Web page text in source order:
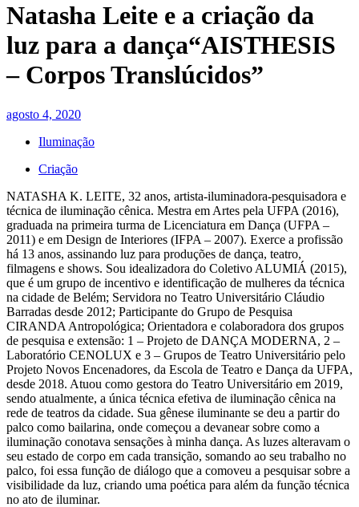
Natasha Leite e a criação da
luz para a dança“AISTHESIS
– Corpos Translúcidos”
agosto 4, 2020
Iluminação
Criação
NATASHA K. LEITE, 32 anos, artista-iluminadora-pesquisadora e
técnica de iluminação cênica. Mestra em Artes pela UFPA (2016),
graduada na primeira turma de Licenciatura em Dança (UFPA –
2011) e em Design de Interiores (IFPA – 2007). Exerce a profissão
há 13 anos, assinando luz para produções de dança, teatro,
filmagens e shows. Sou idealizadora do Coletivo ALUMIÁ (2015),
que é um grupo de incentivo e identificação de mulheres da técnica
na cidade de Belém; Servidora no Teatro Universitário Cláudio
Barradas desde 2012; Participante do Grupo de Pesquisa
CIRANDA Antropológica; Orientadora e colaboradora dos grupos
de pesquisa e extensão: 1 – Projeto de DANÇA MODERNA, 2 –
Laboratório CENOLUX e 3 – Grupos de Teatro Universitário pelo
Projeto Novos Encenadores, da Escola de Teatro e Dança da UFPA,
desde 2018. Atuou como gestora do Teatro Universitário em 2019,
sendo atualmente, a única técnica efetiva de iluminação cênica na
rede de teatros da cidade. Sua gênese iluminante se deu a partir do
palco como bailarina, onde começou a devanear sobre como a
iluminação conotava sensações à minha dança. As luzes alteravam o
seu estado de corpo em cada transição, somando ao seu trabalho no
palco, foi essa função de diálogo que a comoveu a pesquisar sobre a
visibilidade da luz, criando uma poética para além da função técnica
no ato de iluminar.